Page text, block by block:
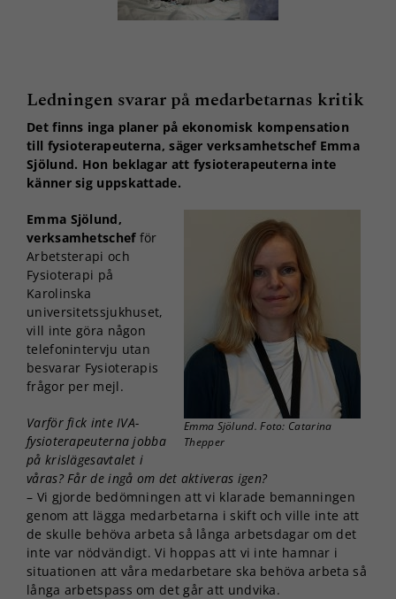
Ledningen svarar på medarbetarnas kritik
Det finns inga planer på ekonomisk kompensation
till fysioterapeuterna, säger verksamhetschef Emma
Sjölund. Hon beklagar att fysioterapeuterna inte
känner sig uppskattade.
Emma Sjölund. Foto: Catarina
Thepper
Emma Sjölund,
verksamhetschefför
Arbetsterapi och
Fysioterapi på
Karolinska
universitetssjukhuset,
vill inte göra någon
telefonintervju utan
besvarar Fysioterapis
frågor per mejl.
Varför fick inte IVA-
fysioterapeuterna jobba
på krislägesavtalet i
våras? Får de ingå om det aktiveras igen?
– Vi gjorde bedömningen att vi klarade bemanningen
genom att lägga medarbetarna i skift och ville inte att
de skulle behöva arbeta så långa arbetsdagar om det
inte var nödvändigt. Vi hoppas att vi inte hamnar i
situationen att våra medarbetare ska behöva arbeta så
långa arbetspass om det går att undvika.
ditt besök.
kommer viss
funktionalitet
att försvinna
från
hemsidan.
Marknadsföring
Genom att dela
med dig av dina
intressen och ditt
beteende när du
surfar ökar du
chansen att få se
personligt
anpassat innehåll
och erbjudanden.